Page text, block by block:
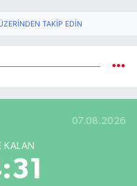
TAKIP EDIN
07.08.2026
KALAN